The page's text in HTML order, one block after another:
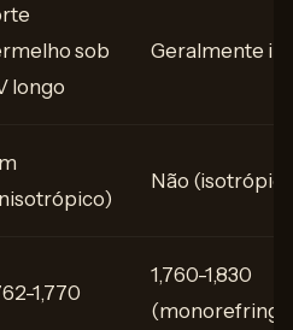
sob
longo
Geralmente
Não
1,770
1,760-1,830